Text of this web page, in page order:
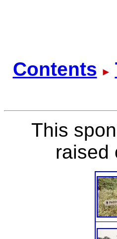
Contents
This
raised